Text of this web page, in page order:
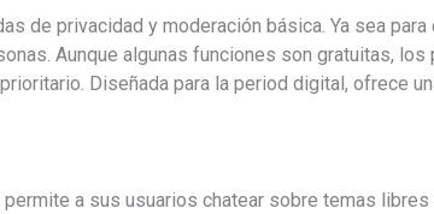
de privacidad y moderación básica. Ya sea
Aunque algunas funciones son gratuitas,
Diseñada para la period digital, ofrece
a sus usuarios chatear sobre temas